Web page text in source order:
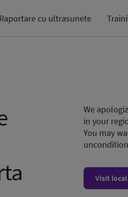
Raportare cu ultrasunete
We
in your
You may
Visit